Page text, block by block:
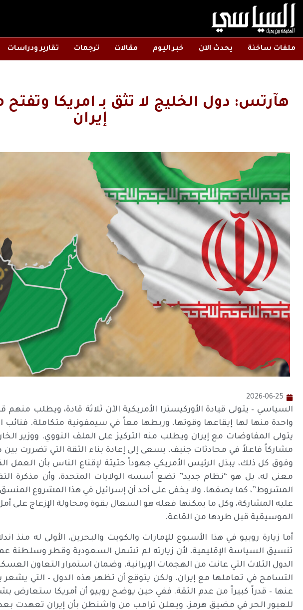
ملفات ساخنة يحدث الآن خبر اليوم مقالات ترجمات تقارير ودراسات
هآرتس: دول الخليج لا تثق بـ امريكا وتفتح
إيران
2026-06-25
السياسي – يتولى قيادة الأوركيسترا الأمريكية الآن ثلاثة قادة، ويطلب
واحدة منها لها إيقاعها وقوتها، وربطها معاً في سيمفونية متكاملة. فنائب
يتولى المفاوضات مع إيران ويطلب منه التركيز على الملف النووي. ووزير
مشاركاً فاعلاً في محادثات جنيف، يسعى إلى إعادة بناء الثقة التي تضررت بين
وفوق كل ذلك، يبذل الرئيس الأمريكي جهوداً حثيثة لإقناع الناس بأن
معنى له، بل هو “نظام جديد” تضع أسسه الولايات المتحدة، وأن مذكرة
المشروط”، كما يصفها. ولا يخفى على أحد أن إسرائيل في هذا المشروع
عليه المشاركة، وكل ما يمكنها فعله هو السعال بقوة ومحاولة الإزعاج على
الموسيقية قبل طردها من القاعة.
أما زيارة روبيو في هذا الأسبوع للإمارات والكويت والبحرين، الأولى له منذ
تنسيق السياسة الإقليمية، لأن زيارته لم تشمل السعودية وقطر وسلطنة
الدول الثلاث التي عانت من الهجمات الإيرانية، وضمان استمرار التعاون
التسامح في تعاملها مع إيران. ولكن يتوقع أن تظهر هذه الدول – التي يشعر
عنها – قدراً كبيراً من عدم الثقة. ففي حين يوضح روبيو أن أمريكا ستعارض
للعبور الحر في مضيق هرمز، ويعلن ترامب من واشنطن بأن إيران تعهدت